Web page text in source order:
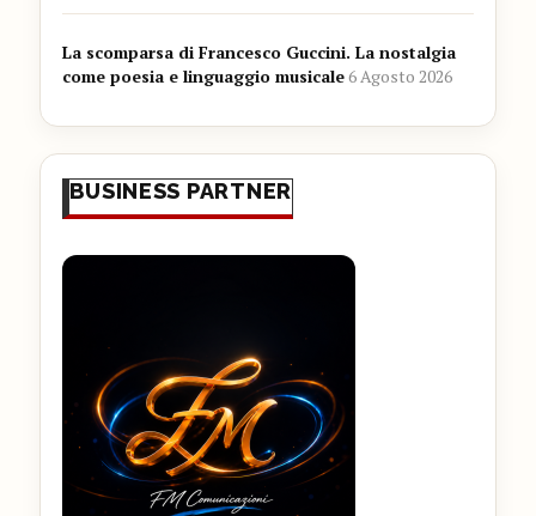
La scomparsa di Francesco Guccini. La nostalgia
come poesia e linguaggio musicale6 Agosto 2026
BUSINESS PARTNER